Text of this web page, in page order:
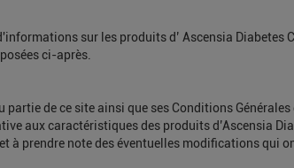
sur les produits d’ Ascensia Diabetes
ci-après.
partie de ce site ainsi que ses Conditions
aux caractéristiques des produits d’Ascensia
prendre note des éventuelles modifications qui